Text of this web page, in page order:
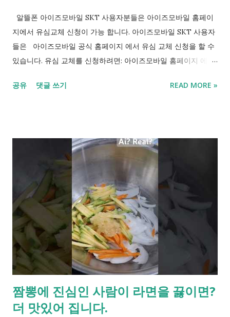
알뜰폰 아이즈모바일 SKT 사용자분들은 아이즈모바일 홈페이
지에서 유심교체 신청이 가능 합니다. 아이즈모바일 SKT 사용자
들은 아이즈모바일 공식 홈페이지 에서 유심 교체 신청을 할 수
있습니다. 유심 교체를 신청하려면: 아이즈모바일 홈페이지 에 접
을 선택하세요. 유심 교체 신청 을 진행하면 됩니다. 최근 SKT에
를 신청하려면 3번째 "유심 교체 신청 예약"을 클릭 하면 됩니다.
하지만, 신청자가 많아 아래와 같은 화면만 출력됩니다. 아이즈모
바일 사용자폭주 에러화면 계속 "새로고침"버튼을 눌러 봅니다.
새로고침 - 키보드의 "F5" 버튼 열심히 누르다 보면 아래의 skt유
심 무상 교체 지원안내 페이지가 나옵니다. 아이즈모바일 유심교
체 신청 페이지 SKT 유심(USIM) 무상 교체 지원안내 SK텔레콤
통신망 관련 이슈로 인해 안내 드립니다. 유심 보호 서비스로 안
전하게 사용하실 수 있지만, 원하시는 고객님께는 무료로 유심을
교체해 드립니다. 아이즈모바일은 해당 고객님께 빠른 조치를 제
공해 드리고 있습니다. 지원일정 : 2025.04.25(월) 10:00부터 별도
공지 시 까지 지원대상 : 2025년 4원 18일 24시 기준 아이즈비전
의 SK텔레콤 망 이용 가입자 변경방식 : 하단 신청서 작성 > 유심
공유 댓글 쓰기 READ MORE »
짬뽕에 진심인 사람이 라면을 끓이면?
더 맛있어 집니다.